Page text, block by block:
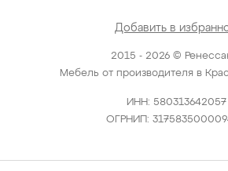
2015 - 2026 ©
Мебель от производителя в
ИНН: 580313642057
ОГРНИП:
Добавить в